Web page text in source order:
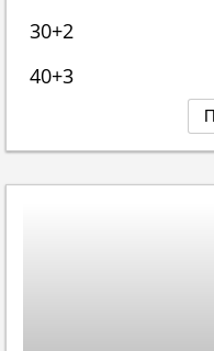
30+2
40+3